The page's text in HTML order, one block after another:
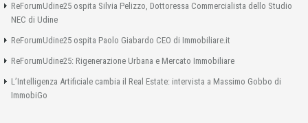
ReForumUdine25 ospita Silvia Pelizzo, Dottoressa Commercialista dello Studio
NEC di Udine
ReForumUdine25 ospita Paolo Giabardo CEO di Immobiliare.it
ReForumUdine25: Rigenerazione Urbana e Mercato Immobiliare
L’Intelligenza Artificiale cambia il Real Estate: intervista a Massimo Gobbo di
ImmobiGo